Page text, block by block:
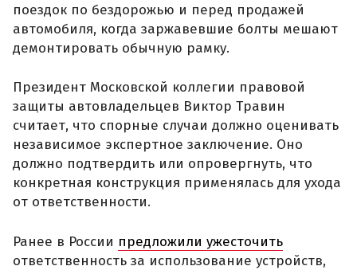
поездок по бездорожью и перед продажей
автомобиля, когда заржавевшие болты мешают
демонтировать обычную рамку.
Президент Московской коллегии правовой
защиты автовладельцев Виктор Травин
считает, что спорные случаи должно оценивать
независимое экспертное заключение. Оно
должно подтвердить или опровергнуть, что
конкретная конструкция применялась для ухода
от ответственности.
Ранее в России предложили ужесточить
ответственность за использование устройств,